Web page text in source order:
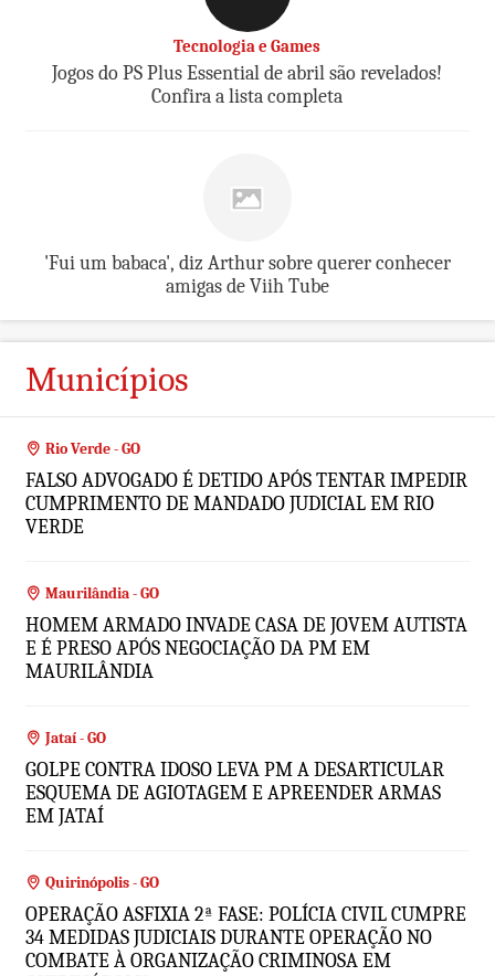
Tecnologia e Games
Jogos do PS Plus Essential de abril são revelados!
Confira a lista completa
'Fui um babaca', diz Arthur sobre querer conhecer
amigas de Viih Tube
Municípios
Rio Verde - GO
FALSO ADVOGADO É DETIDO APÓS TENTAR IMPEDIR
CUMPRIMENTO DE MANDADO JUDICIAL EM RIO
VERDE
Maurilândia - GO
HOMEM ARMADO INVADE CASA DE JOVEM AUTISTA
E É PRESO APÓS NEGOCIAÇÃO DA PM EM
MAURILÂNDIA
Jataí - GO
GOLPE CONTRA IDOSO LEVA PM A DESARTICULAR
ESQUEMA DE AGIOTAGEM E APREENDER ARMAS
EM JATAÍ
Quirinópolis - GO
OPERAÇÃO ASFIXIA 2ª FASE: POLÍCIA CIVIL CUMPRE
34 MEDIDAS JUDICIAIS DURANTE OPERAÇÃO NO
COMBATE À ORGANIZAÇÃO CRIMINOSA EM